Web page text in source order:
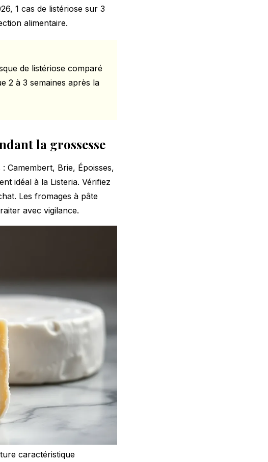
1 cas de listériose sur 3
alimentaire.
de listériose comparé
2 à 3 semaines après la
la grossesse
Camembert, Brie, Époisses,
idéal à la Listeria. Vérifiez
Les fromages à pâte
avec vigilance.
caractéristique